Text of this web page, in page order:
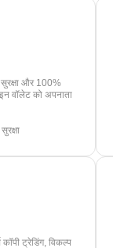
और 100%
वॉलेट को अपनाता
ट्रेडिंग, विकल्प